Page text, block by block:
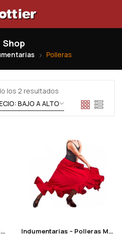
Shop
Polleras
los 2 resultados
Indumentarias – Polleras Mod: Polleras Indumentarias – Polleras Mod: Faldas